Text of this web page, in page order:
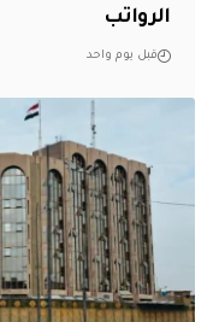
الرواتب
قبل يوم واحد